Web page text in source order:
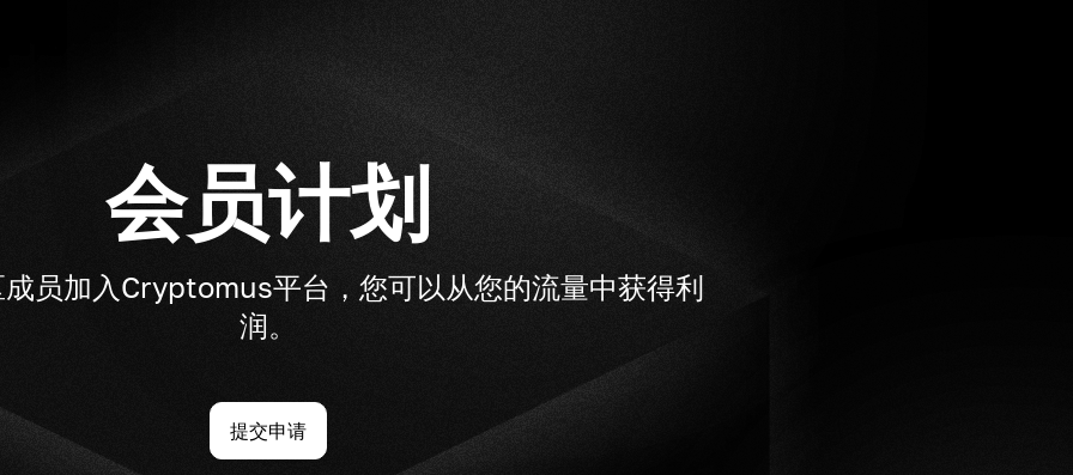
会员计划
员加入Cryptomus平台，您可以从您的流量中获得利
润。
提交申请